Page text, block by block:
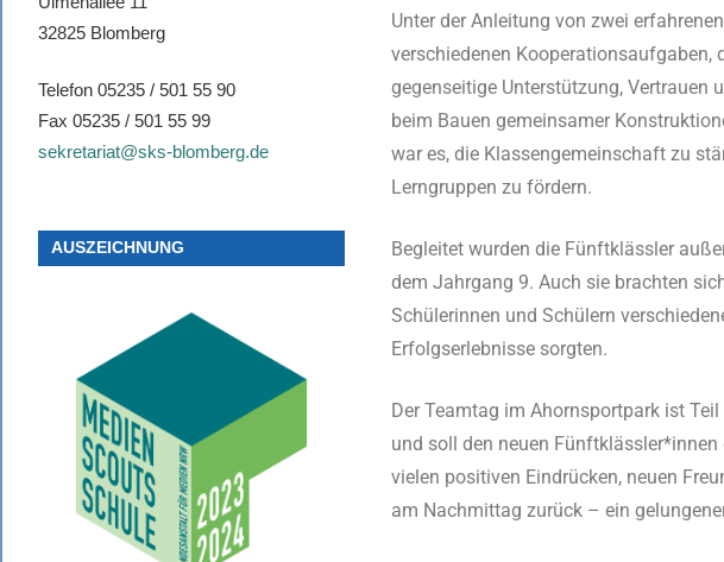
Unter der Anleitung von zwei
verschiedenen Kooperationsaufgaben,
gegenseitige Unterstützung,
beim Bauen gemeinsamer
war es, die Klassengemeinschaft zu
Lerngruppen zu fördern.
Begleitet wurden die Fünftklässler
dem Jahrgang 9. Auch sie brachten
Schülerinnen und Schülern
Erfolgserlebnisse sorgten.
Der Teamtag im Ahornsportpark ist
und soll den neuen
vielen positiven Eindrücken, neuen
am Nachmittag zurück – ein
32825 Blomberg
Telefon 05235 / 501 55 90
Fax 05235 / 501 55 99
sekretariat@sks-blomberg.de
AUSZEICHNUNG